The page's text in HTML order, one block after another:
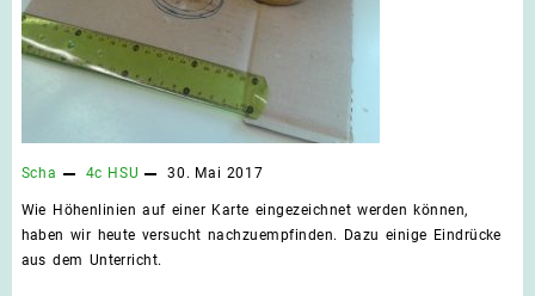
Scha 4c HSU 30. Mai 2017
Wie Höhenlinien auf einer Karte eingezeichnet werden können,
haben wir heute versucht nachzuempfinden. Dazu einige Eindrücke
aus dem Unterricht.